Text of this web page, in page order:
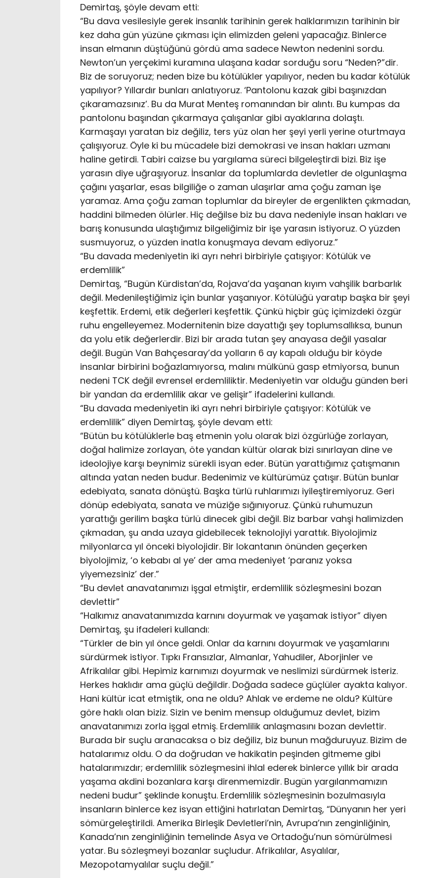
Demirtaş, şöyle devam etti:
“Bu dava vesilesiyle gerek insanlık tarihinin gerek halklarımızın tarihinin bir
kez daha gün yüzüne çıkması için elimizden geleni yapacağız. Binlerce
insan elmanın düştüğünü gördü ama sadece Newton nedenini sordu.
Newton’un yerçekimi kuramına ulaşana kadar sorduğu soru “Neden?”dir.
Biz de soruyoruz; neden bize bu kötülükler yapılıyor, neden bu kadar kötülük
yapılıyor? Yıllardır bunları anlatıyoruz. ‘Pantolonu kazak gibi başınızdan
çıkaramazsınız’. Bu da Murat Menteş romanından bir alıntı. Bu kumpas da
pantolonu başından çıkarmaya çalışanlar gibi ayaklarına dolaştı.
Karmaşayı yaratan biz değiliz, ters yüz olan her şeyi yerli yerine oturtmaya
çalışıyoruz. Öyle ki bu mücadele bizi demokrasi ve insan hakları uzmanı
haline getirdi. Tabiri caizse bu yargılama süreci bilgeleştirdi bizi. Biz işe
yarasın diye uğraşıyoruz. İnsanlar da toplumlarda devletler de olgunlaşma
çağını yaşarlar, esas bilgiliğe o zaman ulaşırlar ama çoğu zaman işe
yaramaz. Ama çoğu zaman toplumlar da bireyler de ergenlikten çıkmadan,
haddini bilmeden ölürler. Hiç değilse biz bu dava nedeniyle insan hakları ve
barış konusunda ulaştığımız bilgeliğimiz bir işe yarasın istiyoruz. O yüzden
susmuyoruz, o yüzden inatla konuşmaya devam ediyoruz.”
“Bu davada medeniyetin iki ayrı nehri birbiriyle çatışıyor: Kötülük ve
erdemlilik”
Demirtaş, “Bugün Kürdistan’da, Rojava’da yaşanan kıyım vahşilik barbarlık
değil. Medenileştiğimiz için bunlar yaşanıyor. Kötülüğü yaratıp başka bir şeyi
keşfettik. Erdemi, etik değerleri keşfettik. Çünkü hiçbir güç içimizdeki özgür
ruhu engelleyemez. Modernitenin bize dayattığı şey toplumsallıksa, bunun
da yolu etik değerlerdir. Bizi bir arada tutan şey anayasa değil yasalar
değil. Bugün Van Bahçesaray’da yolların 6 ay kapalı olduğu bir köyde
insanlar birbirini boğazlamıyorsa, malını mülkünü gasp etmiyorsa, bunun
nedeni TCK değil evrensel erdemliliktir. Medeniyetin var olduğu günden beri
bir yandan da erdemlilik akar ve gelişir” ifadelerini kullandı.
“Bu davada medeniyetin iki ayrı nehri birbiriyle çatışıyor: Kötülük ve
erdemlilik” diyen Demirtaş, şöyle devam etti:
“Bütün bu kötülüklerle baş etmenin yolu olarak bizi özgürlüğe zorlayan,
doğal halimize zorlayan, öte yandan kültür olarak bizi sınırlayan dine ve
ideolojiye karşı beynimiz sürekli isyan eder. Bütün yarattığımız çatışmanın
altında yatan neden budur. Bedenimiz ve kültürümüz çatışır. Bütün bunlar
edebiyata, sanata dönüştü. Başka türlü ruhlarımızı iyileştiremiyoruz. Geri
dönüp edebiyata, sanata ve müziğe sığınıyoruz. Çünkü ruhumuzun
yarattığı gerilim başka türlü dinecek gibi değil. Biz barbar vahşi halimizden
çıkmadan, şu anda uzaya gidebilecek teknolojiyi yarattık. Biyolojimiz
milyonlarca yıl önceki biyolojidir. Bir lokantanın önünden geçerken
biyolojimiz, ‘o kebabı al ye’ der ama medeniyet ‘paranız yoksa
yiyemezsiniz’ der.”
“Bu devlet anavatanımızı işgal etmiştir, erdemlilik sözleşmesini bozan
devlettir”
“Halkımız anavatanımızda karnını doyurmak ve yaşamak istiyor” diyen
Demirtaş, şu ifadeleri kullandı:
“Türkler de bin yıl önce geldi. Onlar da karnını doyurmak ve yaşamlarını
sürdürmek istiyor. Tıpkı Fransızlar, Almanlar, Yahudiler, Aborjinler ve
Afrikalılar gibi. Hepimiz karnımızı doyurmak ve neslimizi sürdürmek isteriz.
Herkes haklıdır ama güçlü değildir. Doğada sadece güçlüler ayakta kalıyor.
Hani kültür icat etmiştik, ona ne oldu? Ahlak ve erdeme ne oldu? Kültüre
göre haklı olan biziz. Sizin ve benim mensup olduğumuz devlet, bizim
anavatanımızı zorla işgal etmiş. Erdemlilik anlaşmasını bozan devlettir.
Burada bir suçlu aranacaksa o biz değiliz, biz bunun mağduruyuz. Bizim de
hatalarımız oldu. O da doğrudan ve hakikatin peşinden gitmeme gibi
hatalarımızdır; erdemlilik sözleşmesini ihlal ederek binlerce yıllık bir arada
yaşama akdini bozanlara karşı direnmemizdir. Bugün yargılanmamızın
nedeni budur” şeklinde konuştu. Erdemlilik sözleşmesinin bozulmasıyla
insanların binlerce kez isyan ettiğini hatırlatan Demirtaş, “Dünyanın her yeri
sömürgeleştirildi. Amerika Birleşik Devletleri’nin, Avrupa’nın zenginliğinin,
Kanada’nın zenginliğinin temelinde Asya ve Ortadoğu’nun sömürülmesi
yatar. Bu sözleşmeyi bozanlar suçludur. Afrikalılar, Asyalılar,
Mezopotamyalılar suçlu değil.”